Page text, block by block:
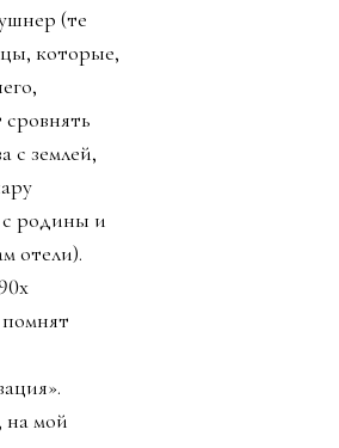
(те
которые,
с землей,
родины и
отели).
мой